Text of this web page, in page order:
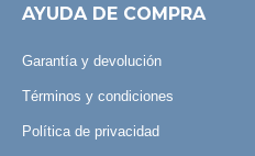
AYUDA DE COMPRA
Garantía y devolución
Términos y condiciones
Política de privacidad